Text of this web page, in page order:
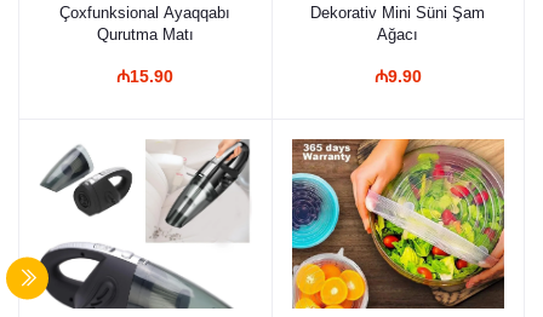
Çoxfunksional Ayaqqabı
Qurutma Matı
₼15.90
Dekorativ Mini Süni Şam
Ağacı
₼9.90